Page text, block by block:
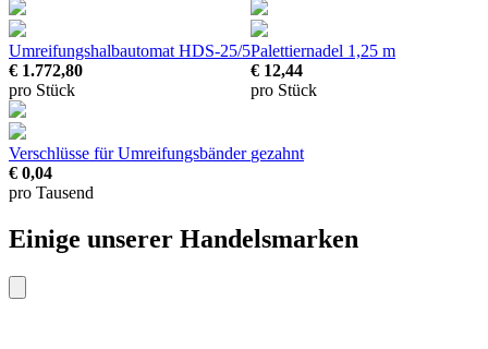
Umreifungshalbautomat HDS-25/5
€ 1.772,80
pro Stück
Palettiernadel 1,25 m
€ 12,44
pro Stück
Verschlüsse für Umreifungsbänder gezahnt
€ 0,04
pro Tausend
Einige unserer Handelsmarken